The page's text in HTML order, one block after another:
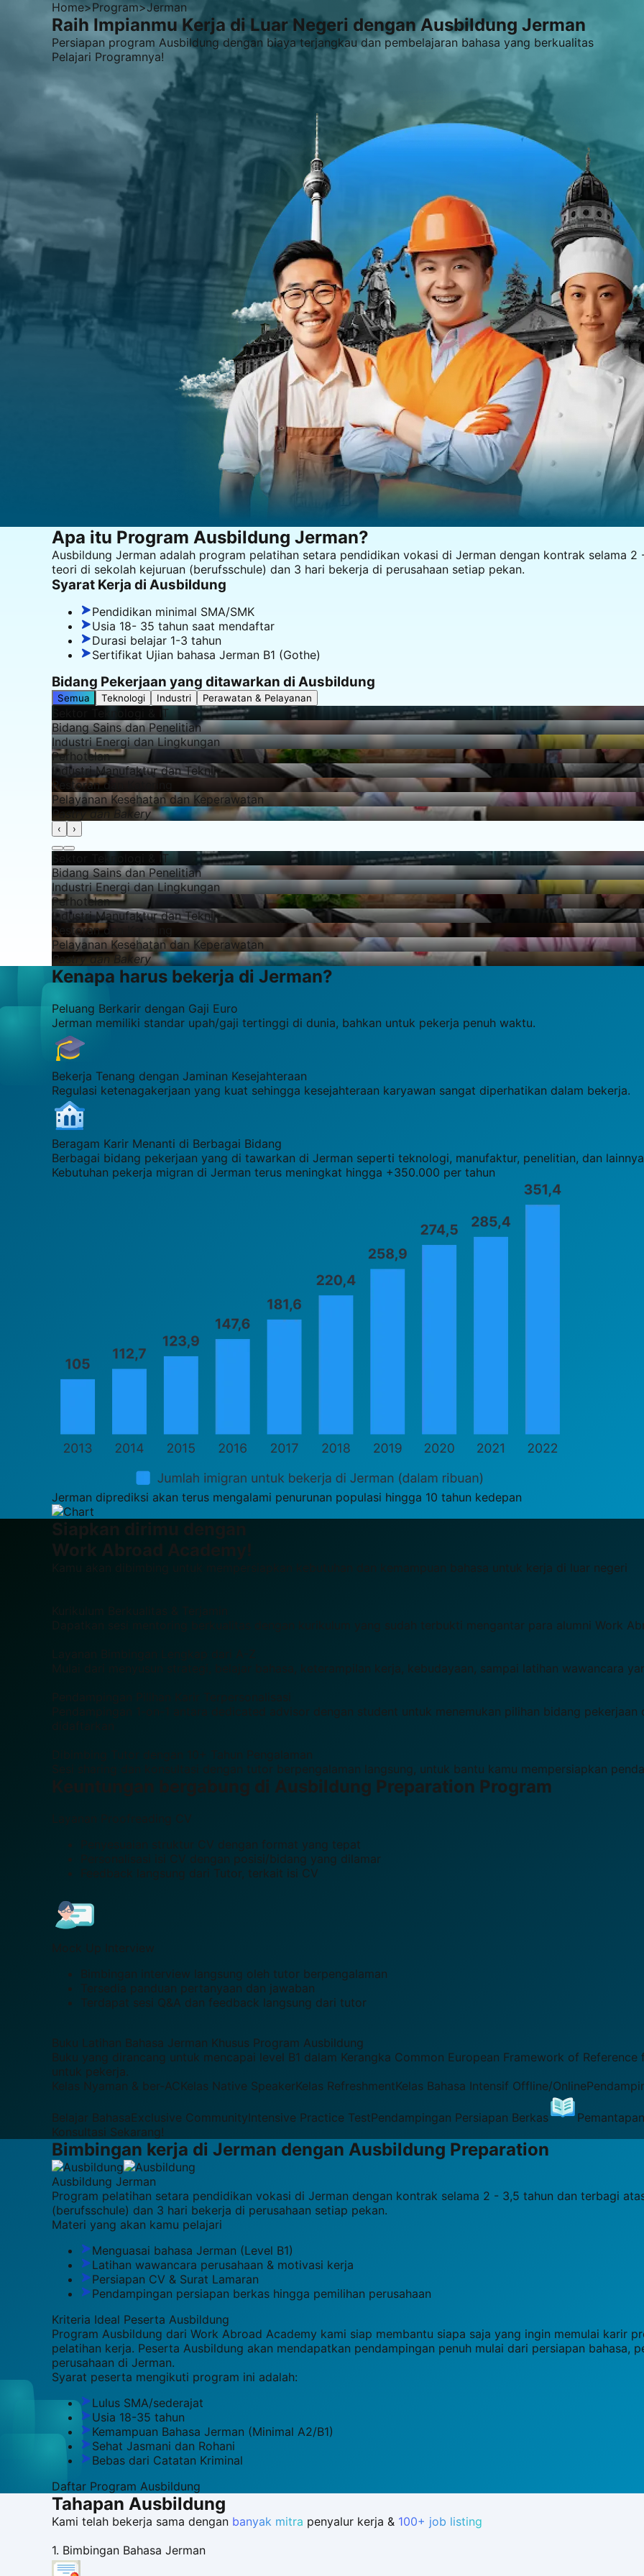
Home>Program>Jerman
Raih Impianmu Kerja di Luar Negeri dengan Ausbildung Jerman
Persiapan program Ausbildung dengan biaya terjangkau dan pembelajaran bahasa yang berkualitas
Pelajari Programnya!
Apa itu Program Ausbildung Jerman?
Ausbildung Jerman adalah program pelatihan setara pendidikan vokasi di Jerman dengan kontrak selama
teori di sekolah kejuruan (berufsschule) dan 3 hari bekerja di perusahaan setiap pekan.
Syarat Kerja di Ausbildung
Pendidikan minimal SMA/SMK
Usia 18- 35 tahun saat mendaftar
Durasi belajar 1-3 tahun
Sertifikat Ujian bahasa Jerman B1 (Gothe)
Bidang Pekerjaan yang ditawarkan di Ausbildung
Semua Teknologi Industri Perawatan & Pelayanan
Sektor Teknologi & IT
Bidang Sains dan Penelitian
Industri Energi dan Lingkungan
Perhotelan
Industri Manufaktur dan Teknik
Restoran dan Katering
Pelayanan Kesehatan dan Keperawatan
Pastry dan Bakery
‹ ›
Sektor Teknologi & IT
Bidang Sains dan Penelitian
Industri Energi dan Lingkungan
Perhotelan
Industri Manufaktur dan Teknik
Restoran dan Katering
Pelayanan Kesehatan dan Keperawatan
Pastry dan Bakery
Kenapa harus bekerja di Jerman?
Peluang Berkarir dengan Gaji Euro
Jerman memiliki standar upah/gaji tertinggi di dunia, bahkan untuk pekerja penuh waktu.
Bekerja Tenang dengan Jaminan Kesejahteraan
Regulasi ketenagakerjaan yang kuat sehingga kesejahteraan karyawan sangat diperhatikan dalam bekerja.
Beragam Karir Menanti di Berbagai Bidang
Berbagai bidang pekerjaan yang di tawarkan di Jerman seperti teknologi, manufaktur, penelitian, dan
Kebutuhan pekerja migran di Jerman terus meningkat hingga +350.000 per tahun
Jerman diprediksi akan terus mengalami penurunan populasi hingga 10 tahun kedepan
Kamu akan dibimbing untuk mempersiapkan kebutuhan dan kemampuan bahasa untuk kerja di luar negeri
Dapatkan sesi mentoring berkualitas dengan kurikulum yang sudah terbukti mengantar para alumni Work
Mulai dari menyusun strategi, belajar bahasa, keterampilan kerja, kebudayaan, sampai latihan wawancara
Pendampingan 1-on-1 antara dedicated advisor dengan student untuk menemukan pilihan bidang
Dibimbing Tutor dengan 10+ Tahun Pengalaman
Sesi sharing dan konsultasi dengan tutor berpengalaman langsung, untuk bantu kamu mempersiapkan
Keuntungan bergabung di Ausbildung Preparation Program
Penyesuaian struktur CV dengan format yang tepat
Personalisasi isi CV dengan posisi/bidang yang dilamar
Feedback langsung dari Tutor, terkait isi CV
Mock Up Interview
Bimbingan interview langsung oleh tutor berpengalaman
Tersedia panduan pertanyaan dan jawaban
Terdapat sesi Q&A dan feedback langsung dari tutor
Buku Latihan Bahasa Jerman Khusus Program Ausbildung
Buku yang dirancang untuk mencapai level B1 dalam Kerangka Common European Framework of
untuk pekerja.
Kelas Nyaman & ber-AC Kelas Native SpeakerKelas RefreshmentKelas Bahasa Intensif Offline/Online
Belajar BahasaExclusive CommunityIntensive Practice TestPendampingan Persiapan Berkas
Konsultasi Sekarang!
Bimbingan kerja di Jerman dengan Ausbildung Preparation
Ausbildung Jerman
Program pelatihan setara pendidikan vokasi di Jerman dengan kontrak selama 2 - 3,5 tahun dan terbagi
(berufsschule) dan 3 hari bekerja di perusahaan setiap pekan.
Materi yang akan kamu pelajari
Menguasai bahasa Jerman (Level B1)
Latihan wawancara perusahaan & motivasi kerja
Persiapan CV & Surat Lamaran
Pendampingan persiapan berkas hingga pemilihan perusahaan
Kriteria Ideal Peserta Ausbildung
Program Ausbildung dari Work Abroad Academy kami siap membantu siapa saja yang ingin memulai karir
pelatihan kerja. Peserta Ausbildung akan mendapatkan pendampingan penuh mulai dari persiapan bahasa,
perusahaan di Jerman.
Syarat peserta mengikuti program ini adalah:
Lulus SMA/sederajat
Usia 18-35 tahun
Kemampuan Bahasa Jerman (Minimal A2/B1)
Sehat Jasmani dan Rohani
Bebas dari Catatan Kriminal
Daftar Program Ausbildung
Tahapan Ausbildung
Kami telah bekerja sama dengan banyak mitra penyalur kerja & 100+ job listing
1. Bimbingan Bahasa Jerman